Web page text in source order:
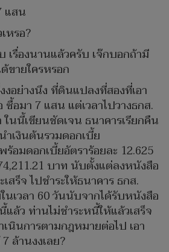
แสน
หรอ?
เรื่องนานแล้วครับ เจ๊กบอกถ้ามี
ขายใครหรอก
งอย่างนึง ที่ดินแปลงที่สองที่เอา
ซื้อมา 7 แสน แต่เวลาไปวางธกส.
ในนี้เขียนชัดเจน ธนาคารเรียกคืน
เงินต้นรวมดอกเบี้ย
ร้อมดอกเบี้ยอัตราร้อยละ 12.625
บาท นับตั้งแต่ลงหนังสือ
สร็จ ไปชำระให้ธนาคาร ธกส.
นเวลา 60 วันนับจากได้รับหนังสือ
ว ท่านไม่ชำระหนี้ให้แล้วเสร็จ
นินการตามกฎหมายต่อไป เอา
ล้านงงเลย?